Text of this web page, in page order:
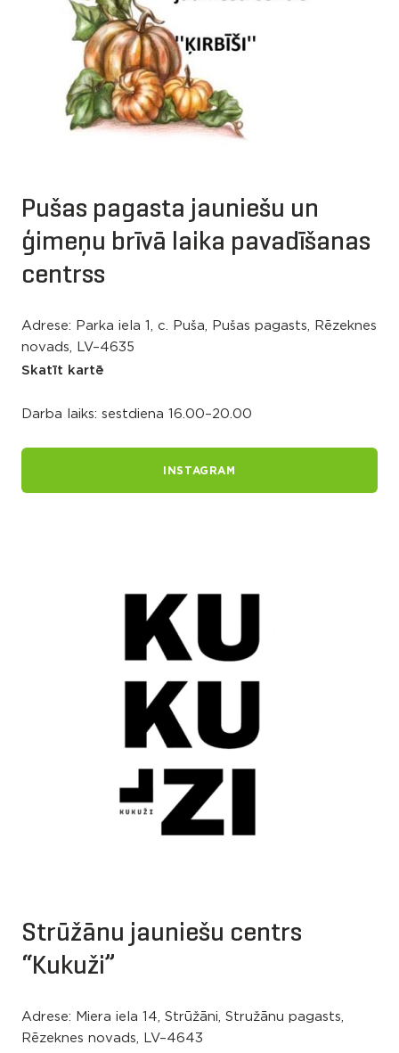
Pušas pagasta jauniešu un
ģimeņu brīvā laika pavadīšanas
centrss
Adrese: Parka iela 1, c. Puša, Pušas pagasts, Rēzeknes
novads, LV–4635
Skatīt kartē
Darba laiks: sestdiena 16.00–20.00
INSTAGRAM
Strūžānu jauniešu centrs
“Kukuži”
Adrese: Miera iela 14, Strūžāni, Stružānu pagasts,
Rēzeknes novads, LV–4643